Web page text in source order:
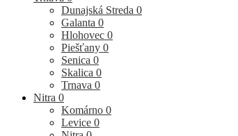
Dunajská Streda 0
Galanta 0
Hlohovec 0
Piešťany 0
Senica 0
Skalica 0
Trnava 0
Nitra 0
Komárno 0
Levice 0